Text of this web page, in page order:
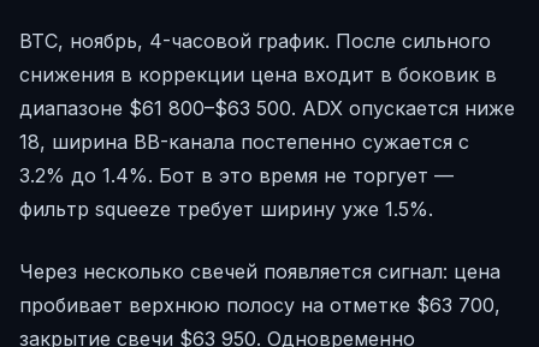
BTC, ноябрь, 4-часовой график. После сильного
снижения в коррекции цена входит в боковик в
диапазоне $61 800–$63 500. ADX опускается ниже
18, ширина BB-канала постепенно сужается с
3.2% до 1.4%. Бот в это время не торгует —
фильтр squeeze требует ширину уже 1.5%.
Через несколько свечей появляется сигнал: цена
пробивает верхнюю полосу на отметке $63 700,
закрытие свечи $63 950. Одновременно